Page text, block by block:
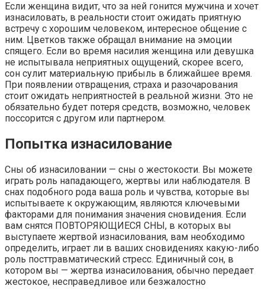
Если женщина видит, что за ней гонится мужчина и хочет
изнасиловать, в реальности стоит ожидать приятную
встречу с хорошим человеком, интересное общение с
ним. Цветков также обращал внимание на эмоции
спящего. Если во время насилия женщина или девушка
не испытывала неприятных ощущений, скорее всего,
сон сулит материальную прибыль в ближайшее время.
При появлении отвращения, страха и разочарования
стоит ожидать неприятностей в реальной жизни. Это не
обязательно будет потеря средств, возможно, человек
поссорится с другом или партнером.
Попытка изнасилование
Сны об изнасиловании — сны о жестокости. Вы можете
играть роль нападающего, жертвы или наблюдателя. В
снах подобного рода ваша роль и чувства, которые вы
испытываете к окружающим, являются ключевыми
факторами для понимания значения сновидения. Если
вам снятся ПОВТОРЯЮЩИЕСЯ СНЫ, в которых вы
выступаете жертвой изнасилования, вам необходимо
определить, играет ли в ваших сновидениях какую-либо
роль посттравматический стресс. Единичный сон, в
котором вы — жертва изнасилования, обычно передает
жестокое, несправедливое или безжалостно